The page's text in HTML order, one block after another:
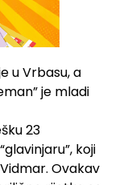
u Vrbasu, a
je mladi
23
koji
Ovakav